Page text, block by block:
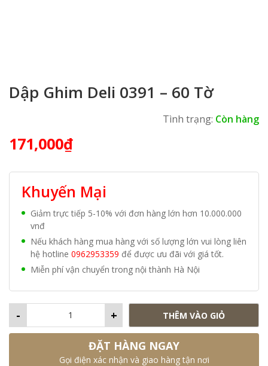
Dập Ghim Deli 0391 – 60 Tờ
Tình trạng: Còn hàng
171,000₫
Khuyến Mại
Giảm trực tiếp 5-10% với đơn hàng lớn hơn 10.000.000
vnđ
Nếu khách hàng mua hàng với số lượng lớn vui lòng liên
hệ hotline 0962953359 để được ưu đãi với giá tốt.
Miễn phí vận chuyển trong nội thành Hà Nội
+
- THÊM VÀO GIỎ
ĐẶT HÀNG NGAY
Gọi điện xác nhận và giao hàng tận nơi